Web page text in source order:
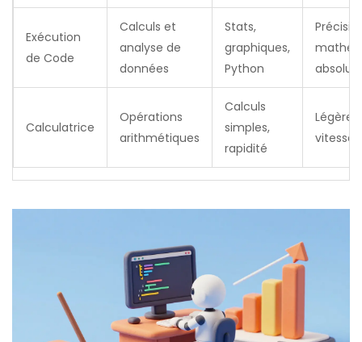
Exécution
de Code
Calculs et
analyse de
données
Stats,
graphiques,
Python
absolue
Calculatrice
Opérations
arithmétiques
Calculs
simples,
rapidité
vitesse